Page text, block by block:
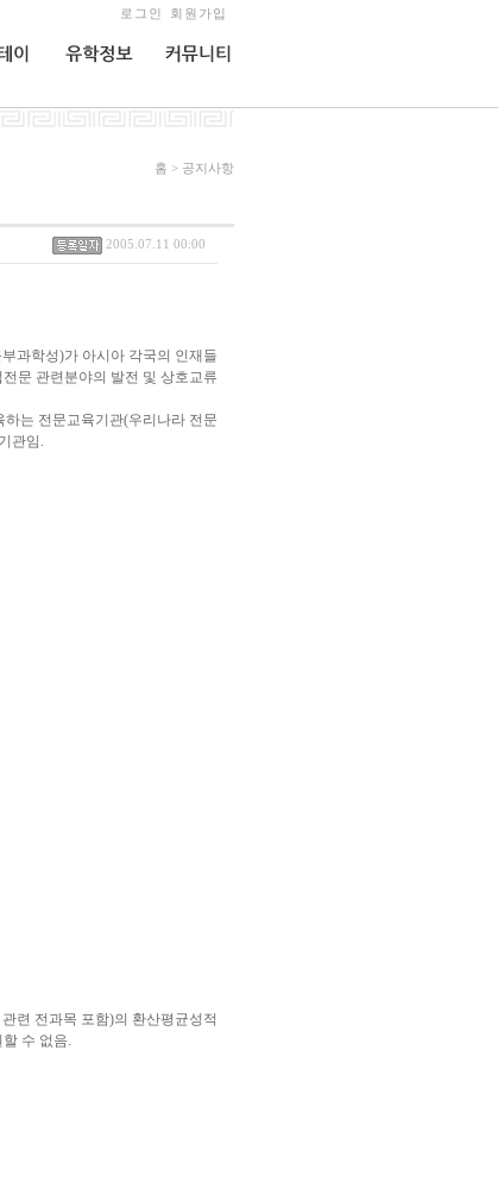
로그인 회원가입
홈 > 공지사항
2005.07.11 00:00
부과학성)가 아시아 각국의 인재들
문 관련분야의 발전 및 상호교류
하는 전문교육기관(우리나라 전문
관임.
련 전과목 포함)의 환산평균성적
수 없음.